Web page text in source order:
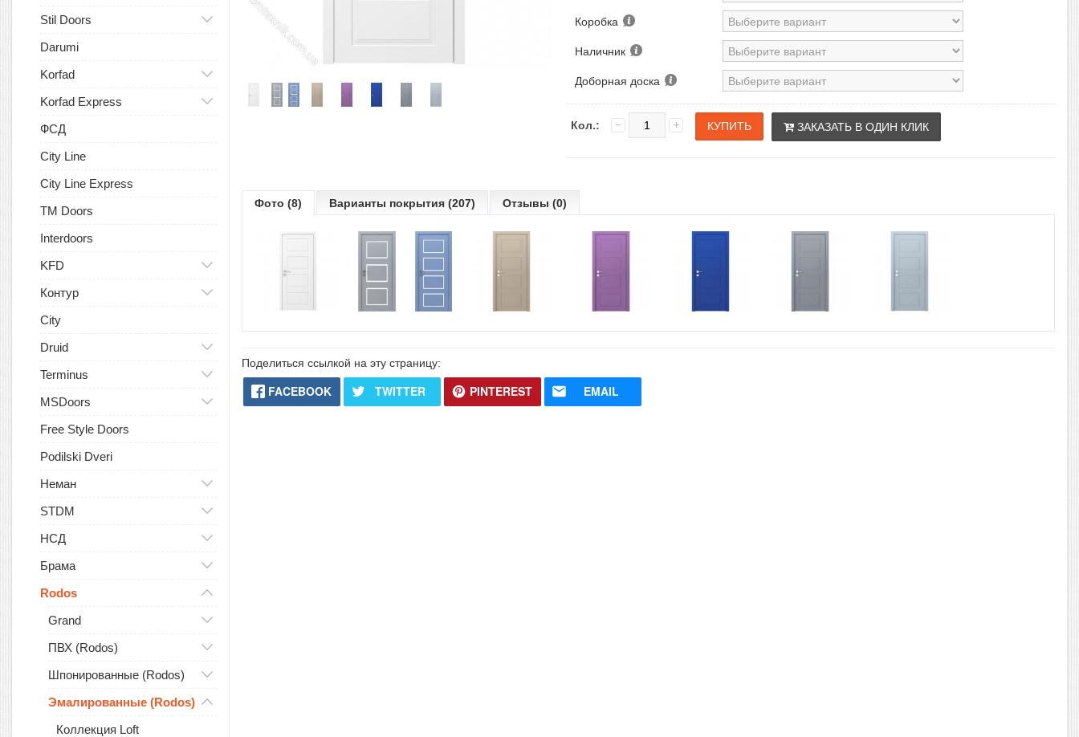
Stil Doors
Darumi
Korfad
Korfad Express
ФСД
City Line
City Line Express
TM Doors
Interdoors
KFD
Контур
City
Druid
Terminus
MSDoors
Free Style Doors
Podilski Dveri
Неман
STDM
НСД
Брама
Rodos
Grand
ПВХ (Rodos)
Шпонированные (Rodos)
Эмалированные (Rodos)
Коллекция Loft
Коробка
Наличник
Доборная доска
Кол.: ЗАКАЗАТЬ В ОДИН КЛИК
Фото (8) Варианты покрытия (207) Отзывы (0)
Поделиться ссылкой на эту страницу:
FACEBOOK TWITTER PINTEREST EMAIL